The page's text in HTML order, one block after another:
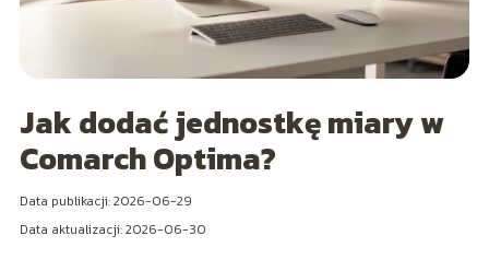
Jak dodać jednostkę miary w
Comarch Optima?
Data publikacji: 2026-06-29
Data aktualizacji: 2026-06-30